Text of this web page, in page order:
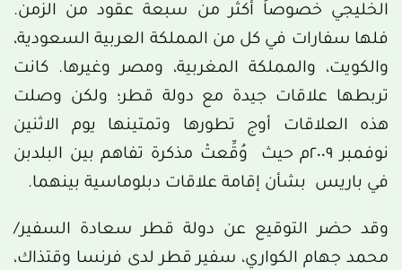
الخليجي خصوصاً أكثر من سبعة عقود من الزمن.
فلها سفارات في كل من المملكة العربية السعودية،
والكويت، والمملكة المغربية، ومصر وغيرها. كانت
تربطها علاقات جيدة مع دولة قطر؛ ولكن وصلت
هذه العلاقات أوج تطورها وتمتينها يوم الاثنين
نوفمبر ٢٠٠٩م حيث وُقِّعتْ مذكرة تفاهم بين البلدبن
في باريس بشأن إقامة علاقات دبلوماسية بينهما.
وقد حضر التوقيع عن دولة قطر سعادة السفير/
محمد جهام الكواري، سفير قطر لدى فرنسا وقتذاك،